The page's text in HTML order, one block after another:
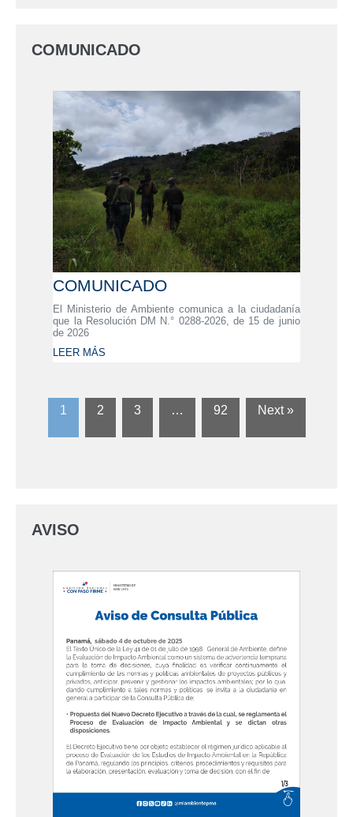
COMUNICADO
COMUNICADO
El Ministerio de Ambiente comunica a la ciudadanía
que la Resolución DM N.° 0288-2026, de 15 de junio
de 2026
LEER MÁS
1 2 3 … 92 Next »
AVISO